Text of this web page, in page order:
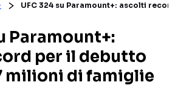
SERIE TV
REALITY SHOW
FICTION
UFC 324 su Paramount+: ascolti
Paramount+:
per il debutto
milioni di famiglie